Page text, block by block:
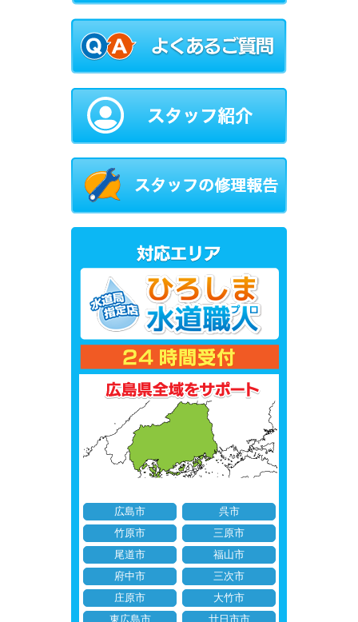
広島市
呉市
竹原市
三原市
尾道市
福山市
府中市
三次市
庄原市
大竹市
東広島市
廿日市市